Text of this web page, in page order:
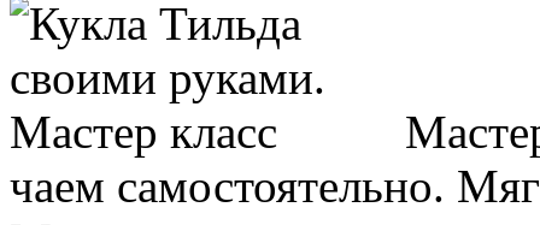
чаем самостоятельно.